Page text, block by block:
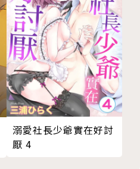
溺愛社長少爺實在好討
厭 4